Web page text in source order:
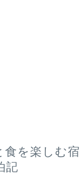
食を楽しむ
記